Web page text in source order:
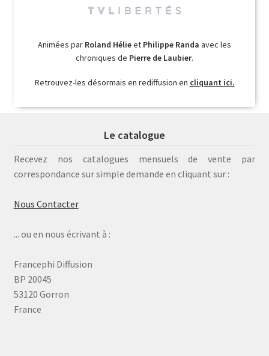
Animées par Roland Hélieet Philippe Randa avec les
chroniques de Pierre de Laubier.
Retrouvez-les désormais en rediffusion en cliquant ici.
Le catalogue
Recevez nos catalogues mensuels de vente par
correspondance sur simple demande en cliquant sur :
Nous Contacter
... ou en nous écrivant à :
Francephi Diffusion
BP 20045
53120 Gorron
France